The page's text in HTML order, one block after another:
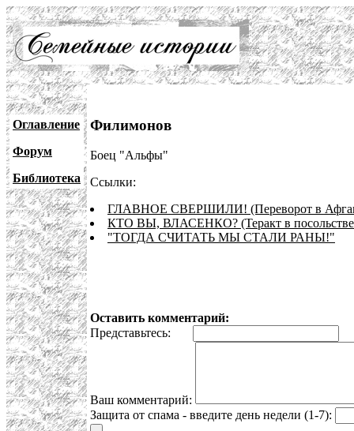
Оглавление
Форум
Библиотека
Филимонов
Боец "Альфы"
Ссылки:
ГЛАВНОЕ СВЕРШИЛИ! (Переворот в
КТО ВЫ, ВЛАСЕНКО? (Теракт в
"ТОГДА СЧИТАТЬ МЫ СТАЛИ РАНЫ!"
Оставить комментарий:
Представьтесь:
Ваш комментарий:
Защита от спама - введите день недели (1-7):